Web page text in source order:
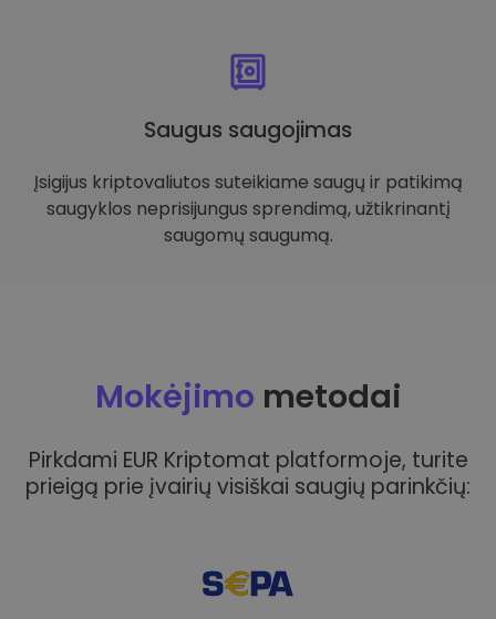
Saugus saugojimas
Įsigijus kriptovaliutos suteikiame saugų ir patikimą
saugyklos neprisijungus sprendimą, užtikrinantį
saugomų saugumą.
Mokėjimo metodai
Pirkdami EUR Kriptomat platformoje, turite
prieigą prie įvairių visiškai saugių parinkčių: